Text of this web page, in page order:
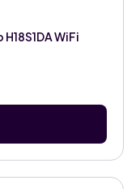
WiFi